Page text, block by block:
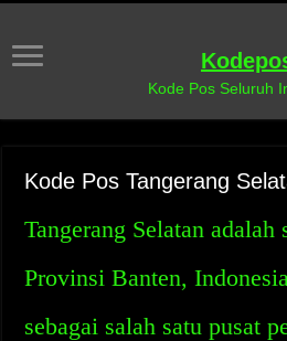
Kode Pos Seluruh
Kode Pos Tangerang
Tangerang Selatan adalah
Provinsi Banten,
sebagai salah satu pusat